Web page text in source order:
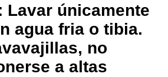
Lavar únicamente
agua fria o tibia.
no
a altas